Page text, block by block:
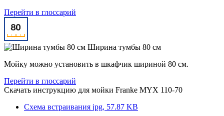
Перейти в глоссарий
Ширина тумбы 80 см
Мойку можно установить в шкафчик шириной 80 см.
Перейти в глоссарий
Скачать инструкцию для мойки Franke MYX 110-70
Схема встраивания jpg, 57.87 KB